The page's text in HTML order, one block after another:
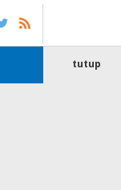
tutup